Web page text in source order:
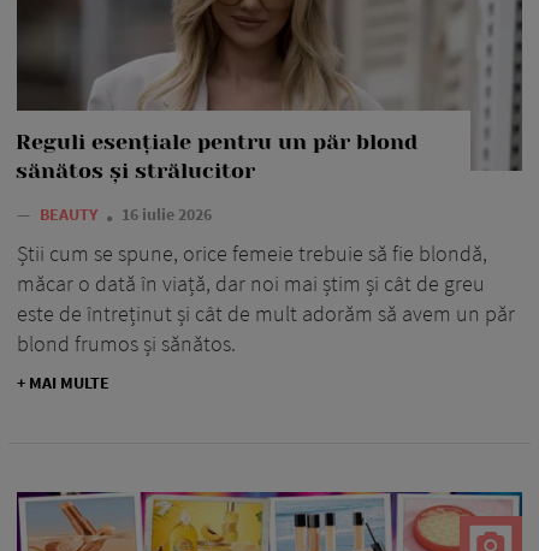
Reguli esențiale pentru un păr blond
sănătos și strălucitor
— BEAUTY 16 iulie 2026
Știi cum se spune, orice femeie trebuie să fie blondă,
măcar o dată în viață, dar noi mai știm și cât de greu
este de întreținut și cât de mult adorăm să avem un păr
blond frumos și sănătos.
+ MAI MULTE